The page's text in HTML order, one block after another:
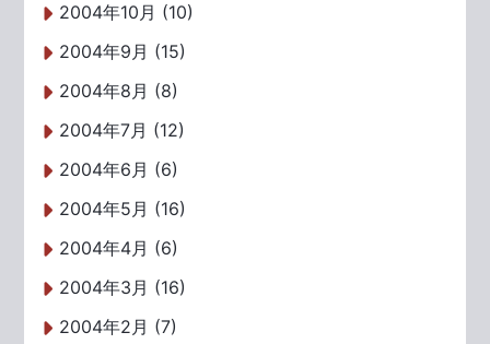
2004年10月 (10)
2004年9月 (15)
2004年8月 (8)
2004年7月 (12)
2004年6月 (6)
2004年5月 (16)
2004年4月 (6)
2004年3月 (16)
2004年2月 (7)